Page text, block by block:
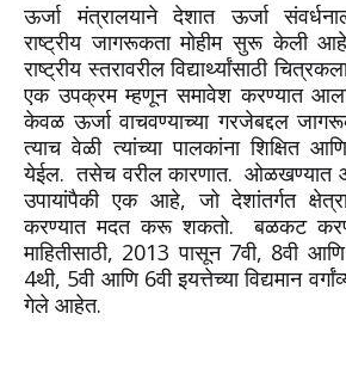
ऊर्जा मंत्रालयाने देशात ऊर्जा
राष्ट्रीय जागरूकता मोहीम सुरू केली
राष्ट्रीय स्तरावरील विद्यार्थ्यांसाठी
एक उपक्रम म्हणून समावेश करण्यात
केवळ ऊर्जा वाचवण्याच्या गरजेबद्दल
त्याच वेळी त्यांच्या पालकांना शिक्षित
येईल. तसेच वरील कारणात. ओळखण्यात
उपायांपैकी एक आहे, जो देशांतर्गत
करण्यात मदत करू शकतो. बळकट
माहितीसाठी, 2013 पासून 7वी, 8वी
4थी, 5वी आणि 6वी इयत्तेच्या विद्यमान
गेले आहेत.